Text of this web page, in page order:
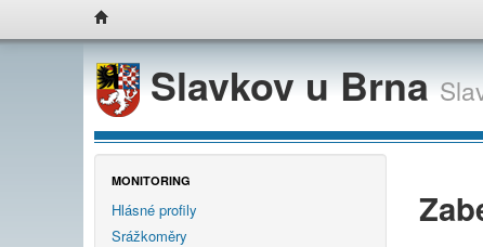
Slavkov u Brna
MONITORING
Hlásné profily
Srážkoměry